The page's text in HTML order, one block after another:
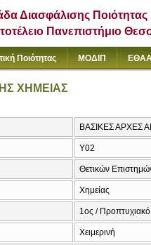
Διασφάλισης Ποιότητας
Πανεπιστήμιο
Ποιότητας ΜΟΔΙΠ
ΧΗΜΕΙΑΣ
ΒΑΣΙΚΕΣ ΑΡΧΕΣ
Υ02
Θετικών
Χημείας
1ος / Προπτυχιακό
Χειμερινή